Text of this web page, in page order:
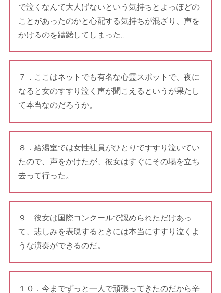
で泣くなんて大人げないという気持ちとよっぽどの
ことがあったのかと心配する気持ちが混ざり、声を
かけるのを躊躇してしまった。
７．ここはネットでも有名な心霊スポットで、夜に
なると女のすすり泣く声が聞こえるというが果たし
て本当なのだろうか。
８．給湯室では女性社員がひとりですすり泣いてい
たので、声をかけたが、彼女はすぐにその場を立ち
去って行った。
９．彼女は国際コンクールで認められただけあっ
て、悲しみを表現するときには本当にすすり泣くよ
うな演奏ができるのだ。
１０．今までずっと一人で頑張ってきたのだから辛